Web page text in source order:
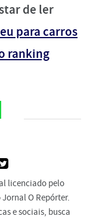
de ler
para carros
ranking
licenciado pelo
Jornal O Repórter.
e sociais, busca